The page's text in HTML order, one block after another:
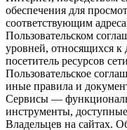
обеспечения для
соответствующим
Пользовательском
уровней, относящихся
посетитель ресурсов
Пользовательское
иные правила и
Сервисы —
инструменты,
Владельцев на сайтах.